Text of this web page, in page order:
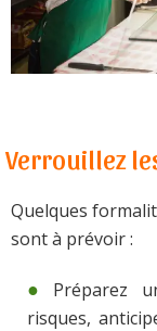
Verrouillez
Quelques
sont à prévoir :
Préparez
risques,